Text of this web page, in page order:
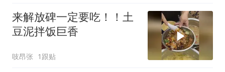
来解放碑一定要吃！！土
豆泥拌饭巨香
吱昂张 1跟贴